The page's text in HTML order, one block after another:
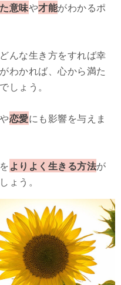
意味や才能がわかるポ
んな生き方をすれば幸
わかれば、心から満た
しょう。
や恋愛にも影響を与えま
よりよく生きる方法が
ょう。